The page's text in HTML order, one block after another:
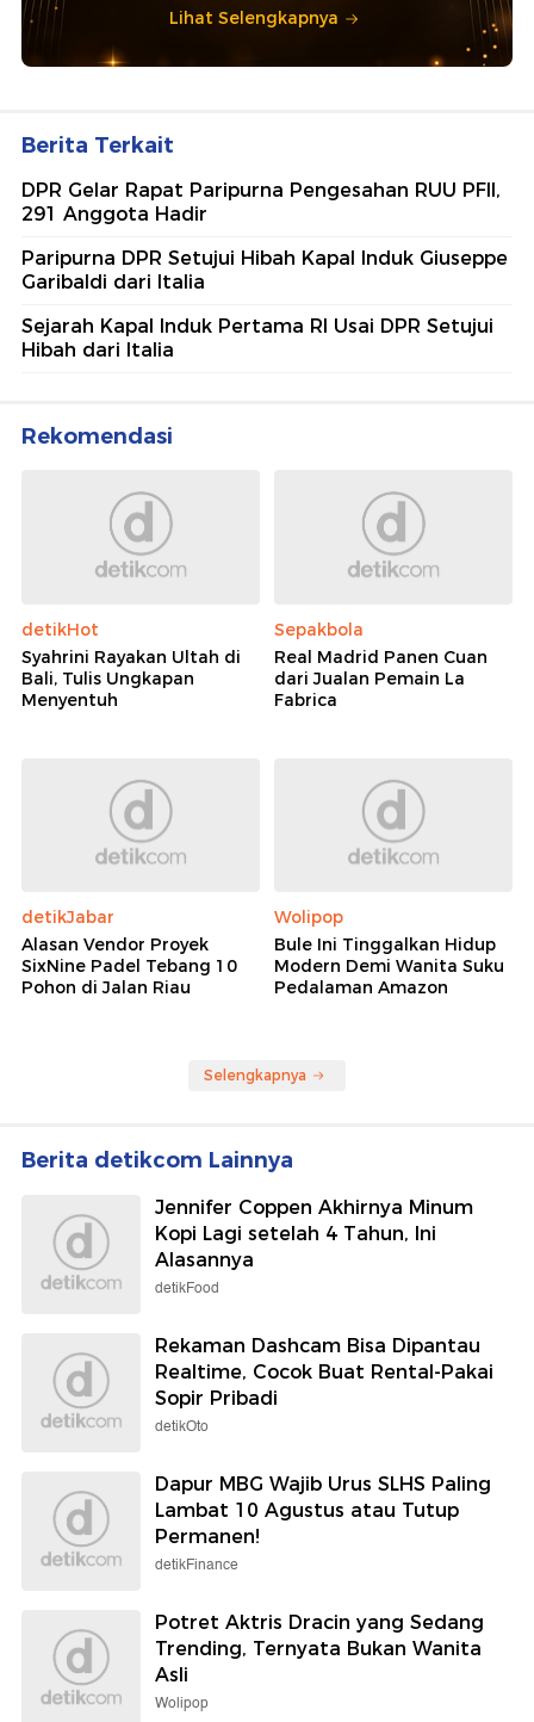
Lihat Selengkapnya
Berita Terkait
DPR Gelar Rapat Paripurna Pengesahan RUU PFII,
291 Anggota Hadir
Paripurna DPR Setujui Hibah Kapal Induk Giuseppe
Garibaldi dari Italia
Sejarah Kapal Induk Pertama RI Usai DPR Setujui
Hibah dari Italia
Rekomendasi
detikHot
Syahrini Rayakan Ultah di
Bali, Tulis Ungkapan
Menyentuh
Sepakbola
Real Madrid Panen Cuan
dari Jualan Pemain La
Fabrica
detikJabar
Alasan Vendor Proyek
SixNine Padel Tebang 10
Pohon di Jalan Riau
Wolipop
Bule Ini Tinggalkan Hidup
Modern Demi Wanita Suku
Pedalaman Amazon
Selengkapnya
Berita detikcom Lainnya
Jennifer Coppen Akhirnya Minum
Kopi Lagi setelah 4 Tahun, Ini
Alasannya
detikFood
Rekaman Dashcam Bisa Dipantau
Realtime, Cocok Buat Rental-Pakai
Sopir Pribadi
detikOto
Dapur MBG Wajib Urus SLHS Paling
Lambat 10 Agustus atau Tutup
Permanen!
detikFinance
Potret Aktris Dracin yang Sedang
Trending, Ternyata Bukan Wanita
Asli
Wolipop